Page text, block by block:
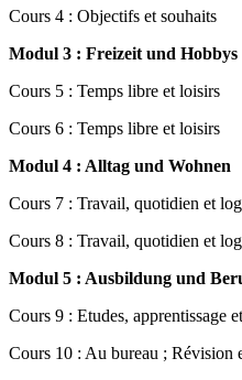
Cours 4 : Objectifs et souhaits
Modul 3 : Freizeit und Hobbys
Cours 5 : Temps libre et loisirs
Cours 6 : Temps libre et loisirs
Modul 4 : Alltag und Wohnen
Cours 7 : Travail, quotidien et
Cours 8 : Travail, quotidien et
Modul 5 : Ausbildung und
Cours 9 : Etudes, apprentissage
Cours 10 : Au bureau ; Révision